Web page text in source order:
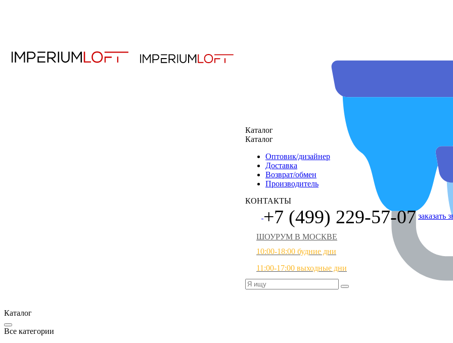
Каталог
Каталог
Оптовик/дизайнер
Доставка
Возврат/обмен
Производитель
КОНТАКТЫ
+7 (499) 229-57-07 заказать
ШОУРУМ В МОСКВЕ
10:00-18:00 будние дни
11:00-17:00 выходные дни
Каталог
Все категории